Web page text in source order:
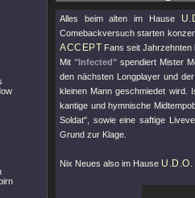
Alles beim alten im Hause
Comebackversuch starten
ACCEPT Fans seit Jahrzehnten
Mit "Infected" spendiert Mister
den nächsten Longplayer und
kleinen Mann geschmiedet wird.
kantige und hymnische
Soldat" , sowie eine saftige
Grund zur Klage.
Nix Neues also im Hause U.D.O.